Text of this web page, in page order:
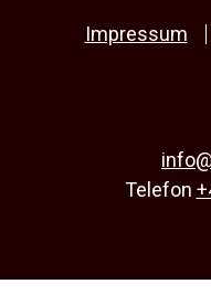
Impressum
Telefon